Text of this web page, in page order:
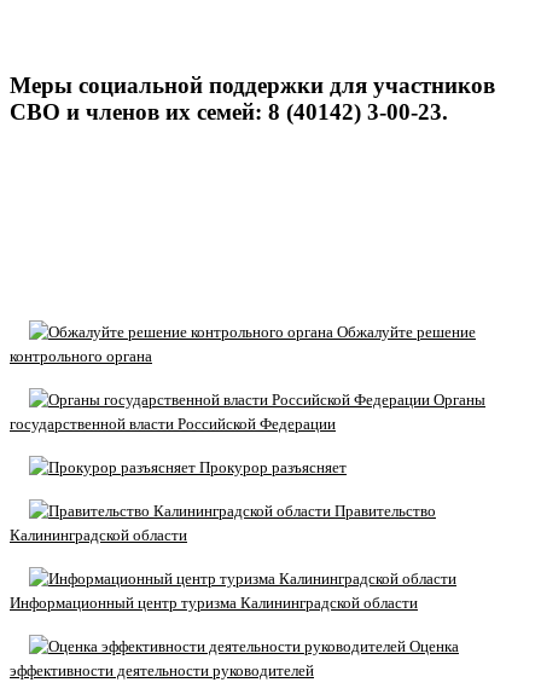
Меры социальной поддержки для участников
СВО и членов их семей: 8 (40142) 3-00-23.
Обжалуйте решение
контрольного органа
Органы
государственной власти Российской Федерации
Прокурор разъясняет
Правительство
Калининградской области
Информационный центр туризма Калининградской области
Оценка
эффективности деятельности руководителей